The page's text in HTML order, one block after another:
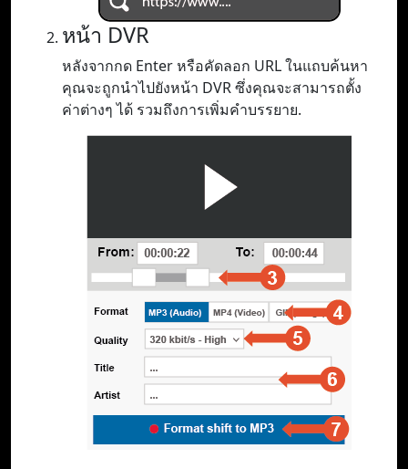
หน้า DVR
หลังจากกด Enter หรือคัดลอก URL ในแถบค้นหา
คุณจะถูกนำไปยังหน้า DVR ซึ่งคุณจะสามารถตั้ง
ค่าต่างๆ ได้ รวมถึงการเพิ่มคำบรรยาย.